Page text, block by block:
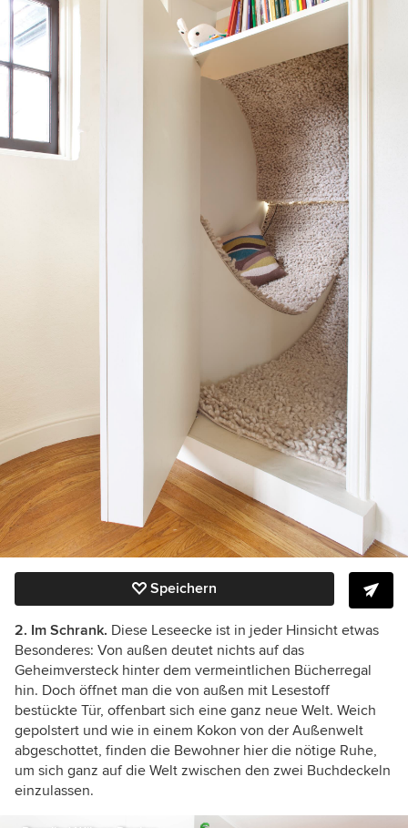
Speichern
2. Im Schrank. Diese Leseecke ist in jeder Hinsicht etwas
Besonderes: Von außen deutet nichts auf das
Geheimversteck hinter dem vermeintlichen Bücherregal
hin. Doch öffnet man die von außen mit Lesestoff
bestückte Tür, offenbart sich eine ganz neue Welt. Weich
gepolstert und wie in einem Kokon von der Außenwelt
abgeschottet, finden die Bewohner hier die nötige Ruhe,
um sich ganz auf die Welt zwischen den zwei Buchdeckeln
einzulassen.